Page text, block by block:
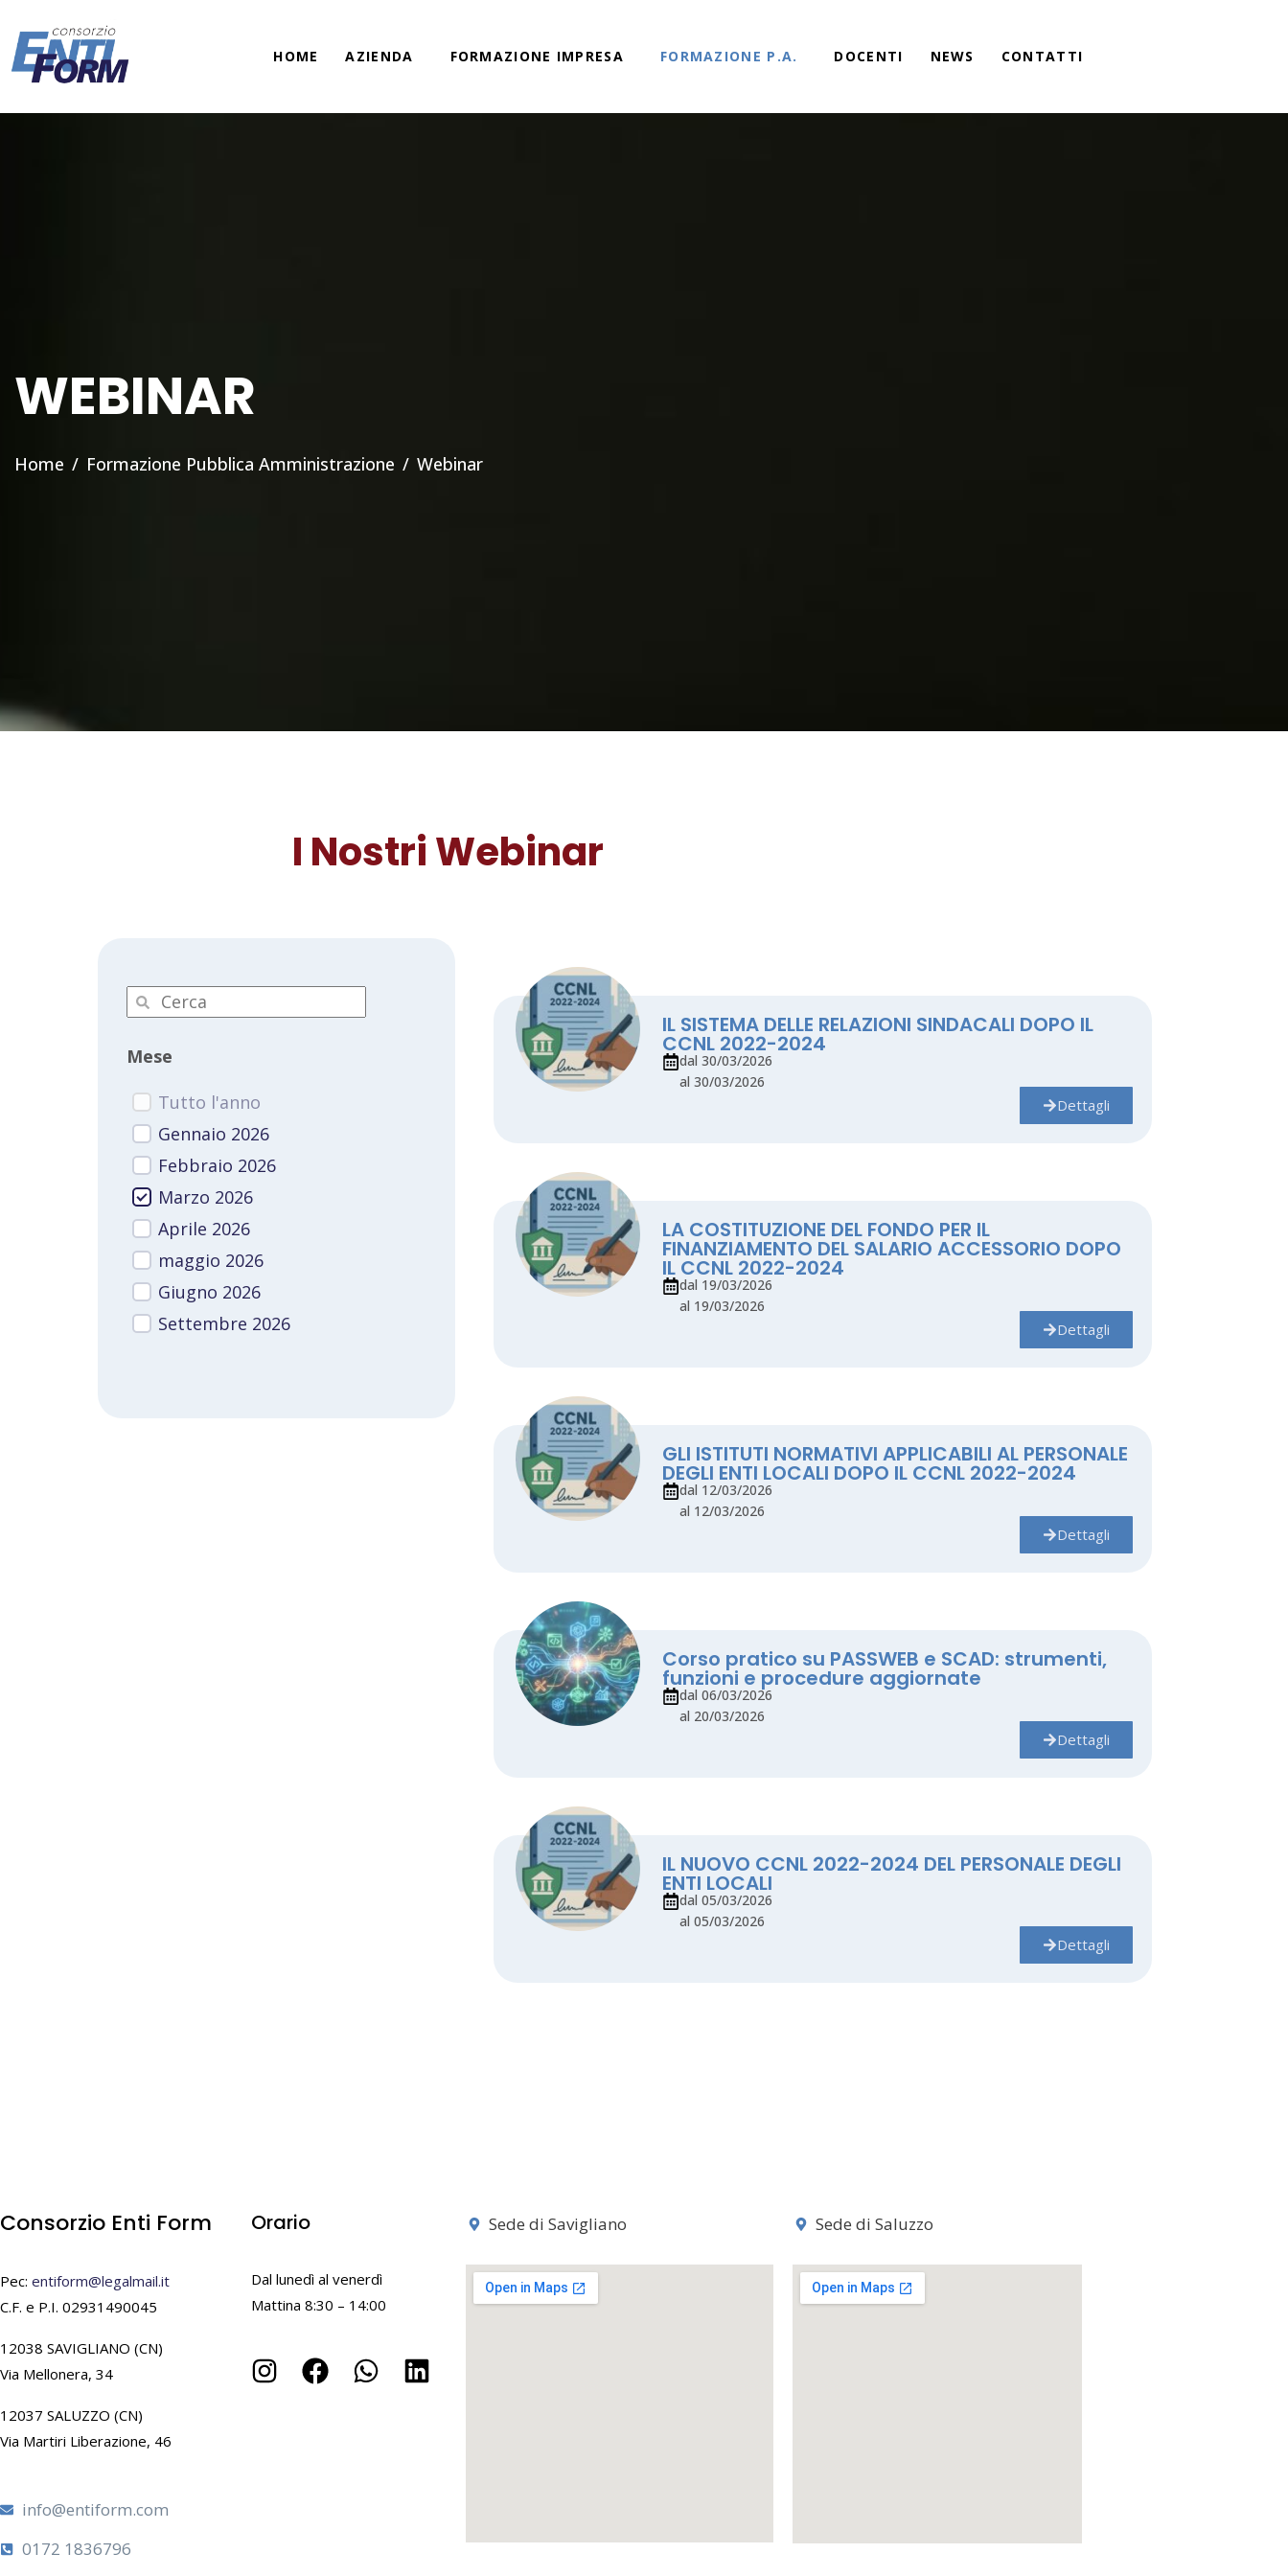
HOME AZIENDA FORMAZIONE IMPRESA FORMAZIONE P.A. DOCENTI NEWS CONTATTI
WEBINAR
Home Formazione Pubblica Amministrazione Webinar
I Nostri Webinar
Mese
Tutto l'anno
Gennaio 2026
Febbraio 2026
Marzo 2026
Aprile 2026
maggio 2026
Giugno 2026
Settembre 2026
IL SISTEMA DELLE RELAZIONI SINDACALI DOPO IL
CCNL 2022-2024
dal 30/03/2026
al 30/03/2026
Dettagli
LA COSTITUZIONE DEL FONDO PER IL
FINANZIAMENTO DEL SALARIO ACCESSORIO DOPO
IL CCNL 2022-2024
dal 19/03/2026
al 19/03/2026
Dettagli
GLI ISTITUTI NORMATIVI APPLICABILI AL PERSONALE
DEGLI ENTI LOCALI DOPO IL CCNL 2022-2024
dal 12/03/2026
al 12/03/2026
Dettagli
Corso pratico su PASSWEB e SCAD: strumenti,
funzioni e procedure aggiornate
dal 06/03/2026
al 20/03/2026
Dettagli
IL NUOVO CCNL 2022-2024 DEL PERSONALE DEGLI
ENTI LOCALI
dal 05/03/2026
al 05/03/2026
Dettagli
Consorzio Enti Form
Pec: entiform@legalmail.it
C.F. e P.I. 02931490045
12038 SAVIGLIANO (CN)
Via Mellonera, 34
12037 SALUZZO (CN)
Via Martiri Liberazione, 46
info@entiform.com
0172 1836796
Orario
Dal lunedì al venerdì
Mattina 8:30 – 14:00
Sede di Savigliano Sede di Saluzzo